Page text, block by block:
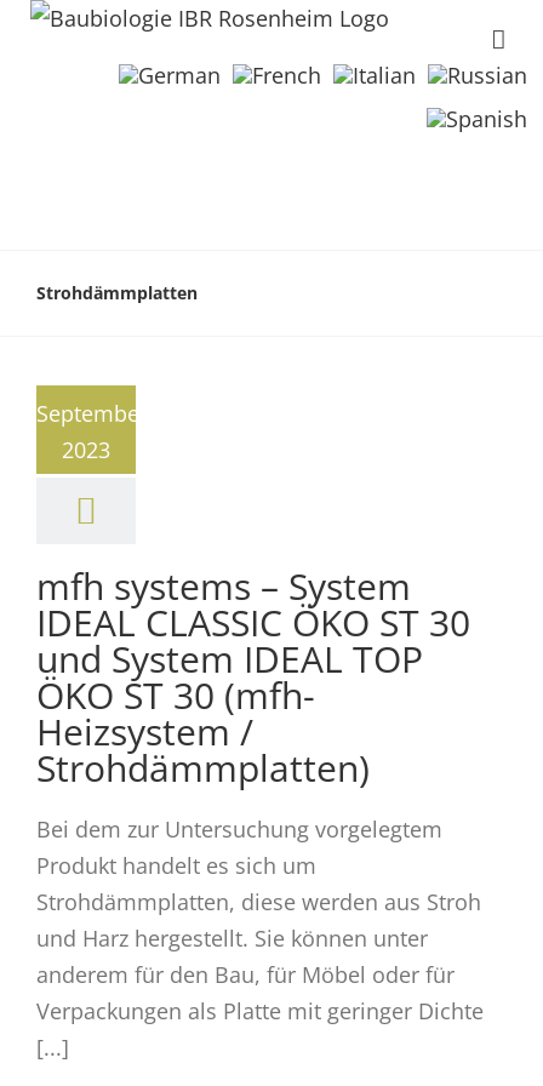
Strohdämmplatten
September
2023
mfh systems – System
IDEAL CLASSIC ÖKO ST 30
und System IDEAL TOP
ÖKO ST 30 (mfh-
Heizsystem /
Strohdämmplatten)
Bei dem zur Untersuchung vorgelegtem
Produkt handelt es sich um
Strohdämmplatten, diese werden aus Stroh
und Harz hergestellt. Sie können unter
anderem für den Bau, für Möbel oder für
Verpackungen als Platte mit geringer Dichte
[...]